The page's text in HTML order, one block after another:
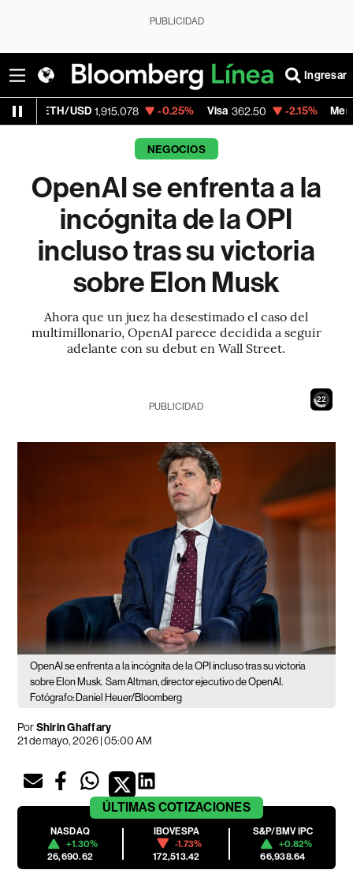
PUBLICIDAD
Ingresar
1,915.078 -0.25% Visa 362.50 -2.15% MercadoLibre
NEGOCIOS
OpenAI se enfrenta a la
incógnita de la OPI
incluso tras su victoria
sobre Elon Musk
Ahora que un juez ha desestimado el caso del
multimillonario, OpenAI parece decidida a seguir
adelante con su debut en Wall Street.
20
PUBLICIDAD
OpenAI se enfrenta a la incógnita de la OPI incluso tras su victoria
sobre Elon Musk. Sam Altman, director ejecutivo de OpenAI.
Fotógrafo: Daniel Heuer/Bloomberg
PorShirin Ghaffary
21 de mayo, 2026 | 05:00 AM
ÚLTIMAS COTIZACIONES
NASDAQ
+1.30%
26,690.62
IBOVESPA
-1.73%
172,513.42
S&P/BMV IPC
+0.82%
66,938.64